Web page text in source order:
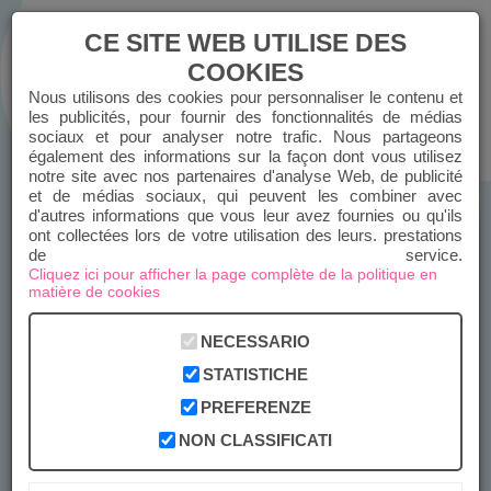
SE CONNECTER INSCRIPTION
CHIAMACI
CE SITE WEB UTILISE DES
COOKIES
Nous utilisons des cookies pour personnaliser le contenu et
les publicités, pour fournir des fonctionnalités de médias
sociaux et pour analyser notre trafic. Nous partageons
également des informations sur la façon dont vous utilisez
notre site avec nos partenaires d'analyse Web, de publicité
et de médias sociaux, qui peuvent les combiner avec
d'autres informations que vous leur avez fournies ou qu'ils
ont collectées lors de votre utilisation des leurs. prestations
de service.
Cliquez ici pour afficher la page complète de la politique en
matière de cookies
NECESSARIO
STATISTICHE
PREFERENZE
NON CLASSIFICATI